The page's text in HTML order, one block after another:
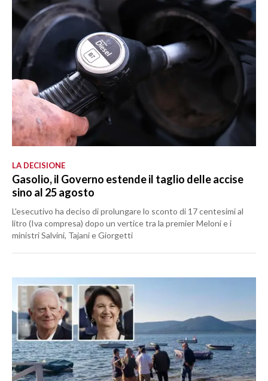
LA DECISIONE
Gasolio, il Governo estende il taglio delle accise
sino al 25 agosto
L'esecutivo ha deciso di prolungare lo sconto di 17 centesimi al
litro (Iva compresa) dopo un vertice tra la premier Meloni e i
ministri Salvini, Tajani e Giorgetti